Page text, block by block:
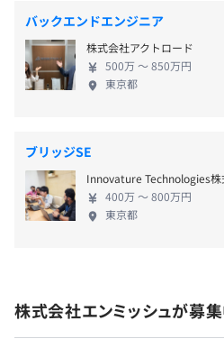
他社では事業目標や予算といっ
が中心になりがちですが、当社
ため、マーケット選定、コンセ
といった「ビジネス」全体を動
あるポジションに就き、事業オ
権限を持ち、経営者と同じ目線
が鍛えられます。
実行に移すことが求められます
業績より特別賞与あり
昇給：年2回（6月、12月）
社会保険完備（健康保険・厚生
イドセールスの組織立ち上げ
ティングとBPOのサービスで
成長を効率的におこなうため
会を創出するインサイドセー
The Modelを最大限活用し
ます。 ③インターネット広告事業部 CRM領域を得意
とする当社ならではのプラン
提供し、事業成長を実現しま
成長のためには、既存顧客の
ターを前提とした広告戦略
バックエンドエンジニア
株式会社アクトロード
500万 〜 850万円
東京都
ブリッジSE
Innovature Technologies株
400万 〜 800万円
東京都
株式会社エンミッシュが募